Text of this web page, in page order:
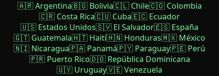
🇦🇷 Argentina🇧🇴 Bolivia🇨🇱 Chile🇨🇴 Colombia
🇨🇷 Costa Rica🇨🇺 Cuba🇪🇨 Ecuador
🇺🇸 Estados Unidos🇸🇻 El Salvador🇪🇸 España
🇬🇹 Guatemala🇭🇹 Haití🇭🇳 Honduras🇲🇽 México
🇳🇮 Nicaragua🇵🇦 Panamá🇵🇾 Paraguay🇵🇪 Perú
🇵🇷 Puerto Rico🇩🇴 República Dominicana
🇺🇾 Uruguay🇻🇪 Venezuela